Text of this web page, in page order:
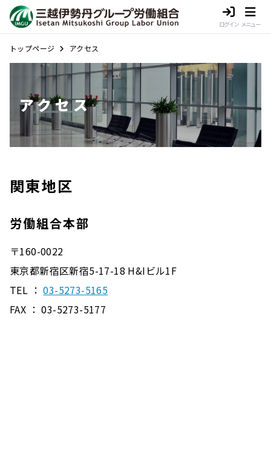
ログイン メニュー
トップページ アクセス
アクセス
関東地区
労働組合本部
〒160-0022
東京都新宿区新宿5-17-18 H&Iビル1F
TEL ：03-5273-5165
FAX ： 03-5273-5177